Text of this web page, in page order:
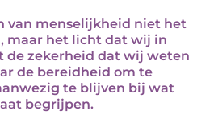
van menselijkheid niet het
maar het licht dat wij in
de zekerheid dat wij weten
de bereidheid om te
te blijven bij wat
begrijpen.